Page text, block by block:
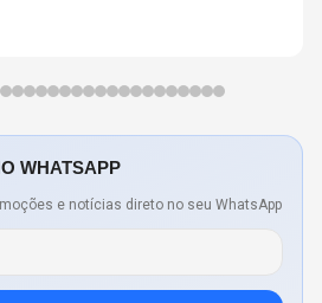
WHATSAPP
e notícias direto no seu WhatsApp